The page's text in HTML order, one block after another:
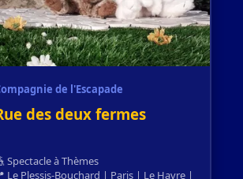
Saint-Denis
de l'Escapade
des deux fermes
Spectacle à Thèmes
Le Plessis-Bouchard | Paris | Le Havre | Lille |